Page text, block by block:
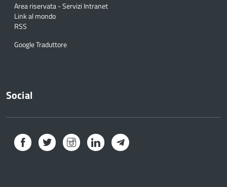
Area riservata - Servizi Intranet
Link al mondo
RSS
Google Traduttore
Social
Facebook Twitter InstagramLinkedInTelegram